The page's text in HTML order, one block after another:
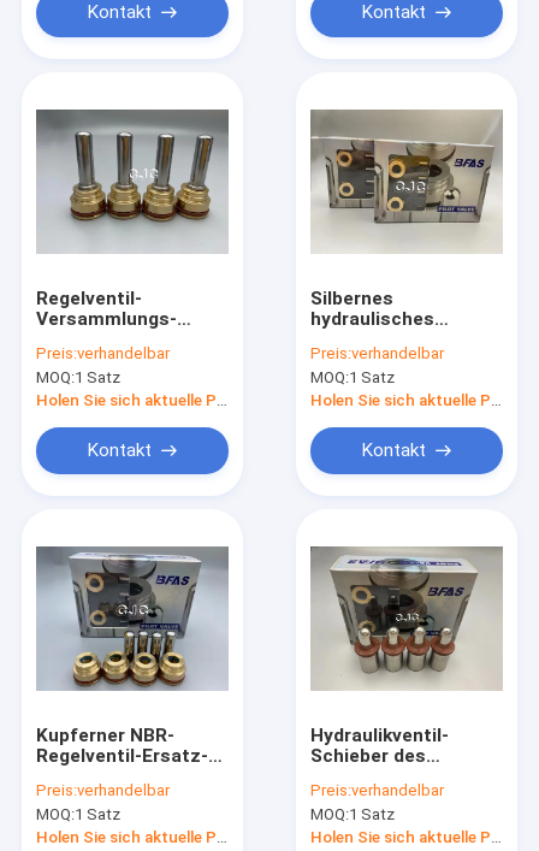
Produkte
VR-Show
Über uns
Kontakt mit uns
Kontakt Kontakt
Regelventil-
Versammlungs-
des Eisen-NBR für
Bagger SK07-N2
Preis:verhandelbar
MOQ:1 Satz
Holen Sie sich aktuelle Preis
Kontakt
Silbernes
hydraulisches
Pusher Coppers NBR
für Bagger
Preis:verhandelbar
MOQ:1 Satz
Holen Sie sich aktuelle Preis
Kontakt
Kupferner NBR-
Regelventil-Ersatz-
hydraulischen
Steuerknüppel SK60-
2
Preis:verhandelbar
MOQ:1 Satz
Holen Sie sich aktuelle Preis
Hydraulikventil-
Schieber des
für Bagger Handle
Joystick
Preis:verhandelbar
MOQ:1 Satz
Holen Sie sich aktuelle Preis